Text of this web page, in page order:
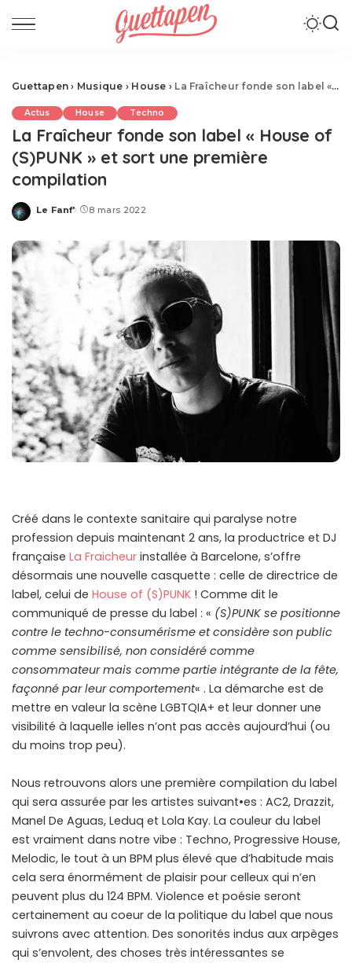
Guettapen › Musique › House › La Fraîcheur fonde son label « House of (S)PUNK » et sort une première compilation
Actus House Techno
La Fraîcheur fonde son label « House of
(S)PUNK » et sort une première
compilation
Posted
Le Fanf' 8 mars 2022
Créé dans le contexte sanitaire qui paralyse notre
profession depuis maintenant 2 ans, la productrice et DJ
française La Fraicheur installée à Barcelone, s’offre
désormais une nouvelle casquette : celle de directrice de
label, celui de House of (S)PUNK ! Comme dit le
communiqué de presse du label : « (S)PUNK se positionne
contre le techno-consumérisme et considère son public
comme sensibilisé, non considéré comme
consommateur mais comme partie intégrante de la fête,
façonné par leur comportement« . La démarche est de
mettre en valeur la scène LGBTQIA+ et leur donner une
visibilité à laquelle ielles n’ont pas accès aujourd’hui (ou
du moins trop peu).
Nous retrouvons alors une première compilation du label
qui sera assurée par les artistes suivant•es : AC2, Drazzit,
Manel De Aguas, Leduq et Lola Kay. La couleur du label
est vraiment dans notre vibe : Techno, Progressive House,
Melodic, le tout à un BPM plus élevé que d’habitude mais
cela sera énormément de plaisir pour celleux qui n’en
peuvent plus du 124 BPM. Violence et poésie seront
certainement au coeur de la politique du label que nous
suivrons avec attention. Des sonorités indus aux arpèges
qui s’envolent, des choses très intéressantes se